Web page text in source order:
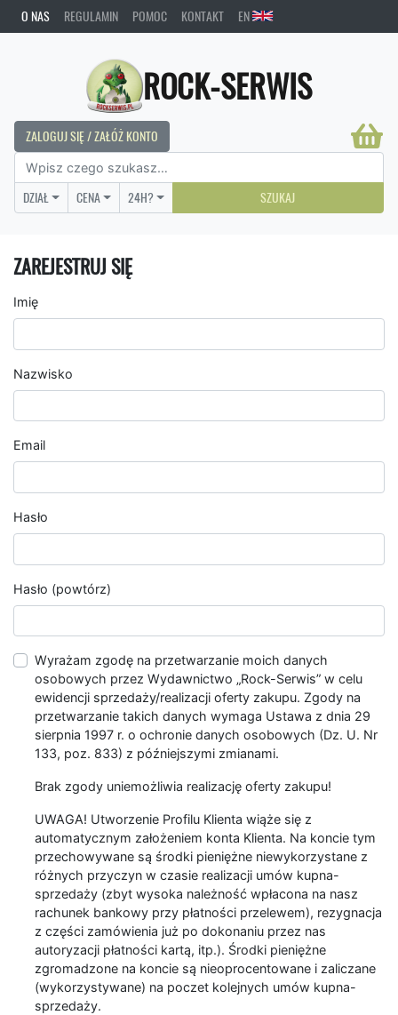
O NAS REGULAMIN POMOC KONTAKT EN
ROCK-SERWIS
ZALOGUJ SIĘ / ZAŁÓŻ KONTO
DZIAŁ CENA 24H? SZUKAJ
ZAREJESTRUJ SIĘ
Imię
Nazwisko
Email
Hasło
Hasło (powtórz)
Wyrażam zgodę na przetwarzanie moich danych
osobowych przez Wydawnictwo „Rock-Serwis” w celu
ewidencji sprzedaży/realizacji oferty zakupu. Zgody na
przetwarzanie takich danych wymaga Ustawa z dnia 29
sierpnia 1997 r. o ochronie danych osobowych (Dz. U. Nr
133, poz. 833) z późniejszymi zmianami.
Brak zgody uniemożliwia realizację oferty zakupu!
UWAGA! Utworzenie Profilu Klienta wiąże się z
automatycznym założeniem konta Klienta. Na koncie tym
przechowywane są środki pieniężne niewykorzystane z
różnych przyczyn w czasie realizacji umów kupna-
sprzedaży (zbyt wysoka należność wpłacona na nasz
rachunek bankowy przy płatności przelewem), rezygnacja
z części zamówienia już po dokonaniu przez nas
autoryzacji płatności kartą, itp.). Środki pieniężne
zgromadzone na koncie są nieoprocentowane i zaliczane
(wykorzystywane) na poczet kolejnych umów kupna-
sprzedaży.